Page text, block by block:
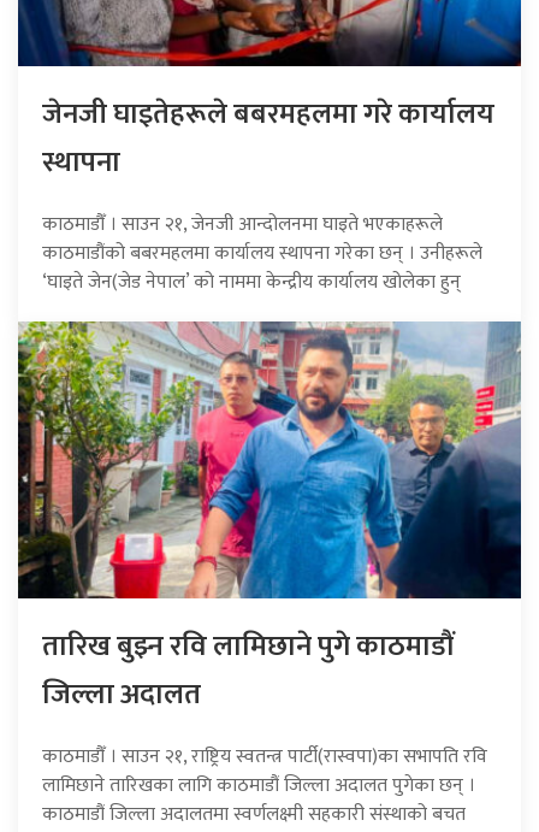
जेनजी घाइतेहरूले बबरमहलमा गरे कार्यालय
स्थापना
काठमाडौँ । साउन २१, जेनजी आन्दोलनमा घाइते भएकाहरूले
काठमाडौंको बबरमहलमा कार्यालय स्थापना गरेका छन् । उनीहरूले
‘घाइते जेन(जेड नेपाल’ को नाममा केन्द्रीय कार्यालय खोलेका हुन्
तारिख बुझ्न रवि लामिछाने पुगे काठमाडौं
जिल्ला अदालत
काठमाडौँ । साउन २१, राष्ट्रिय स्वतन्त्र पार्टी(रास्वपा)का सभापति रवि
लामिछाने तारिखका लागि काठमाडौं जिल्ला अदालत पुगेका छन् ।
काठमाडौं जिल्ला अदालतमा स्वर्णलक्ष्मी सहकारी संस्थाको बचत